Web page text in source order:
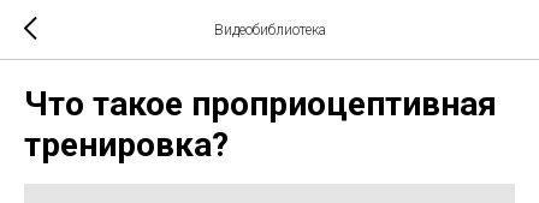
Видеобиблиотека
Что такое проприоцептивная
тренировка?